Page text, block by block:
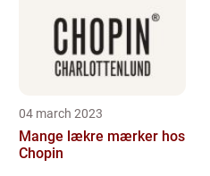
04 march 2023
Mange lækre mærker hos
Chopin